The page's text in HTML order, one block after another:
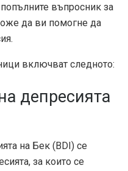
въпросник за
да ви помогне да
включват следното:
депресията
на Бек (BDI) се
за които се